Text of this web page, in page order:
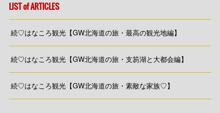
LIST of ARTICLES
続♡はなころ観光【GW北海道の旅・最高の観光地編】
続♡はなころ観光【GW北海道の旅・支笏湖と大都会編】
続♡はなころ観光【GW北海道の旅・素敵な家族♡】